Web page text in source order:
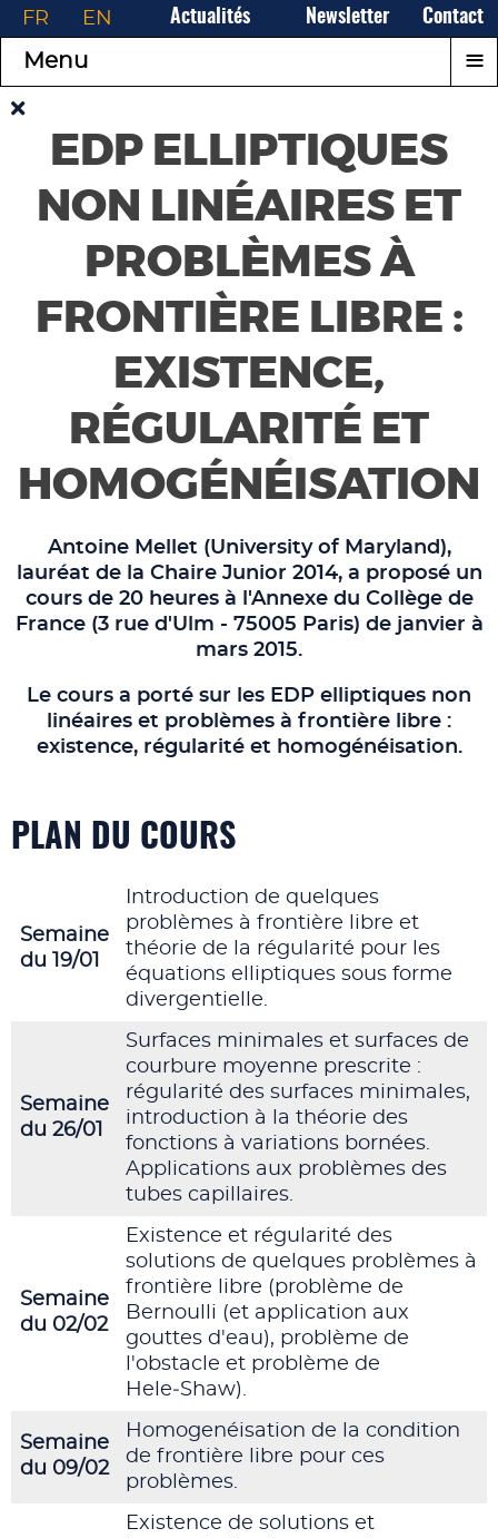
Actualités Newsletter Contact
FR EN
Menu ≡
EDP ELLIPTIQUES
NON LINÉAIRES ET
PROBLÈMES À
FRONTIÈRE LIBRE :
EXISTENCE,
RÉGULARITÉ ET
HOMOGÉNÉISATION
Antoine Mellet (University of Maryland),
lauréat de la Chaire Junior 2014, a proposé un
cours de 20 heures à l'Annexe du Collège de
France (3 rue d'Ulm - 75005 Paris) de janvier à
mars 2015.
Le cours a porté sur les EDP elliptiques non
linéaires et problèmes à frontière libre :
existence, régularité et homogénéisation.
PLAN DU COURS
Semaine
du 19/01
Introduction de quelques
problèmes à frontière libre et
théorie de la régularité pour les
équations elliptiques sous forme
divergentielle.
Semaine
du 26/01
Surfaces minimales et surfaces de
courbure moyenne prescrite :
régularité des surfaces minimales,
introduction à la théorie des
fonctions à variations bornées.
Applications aux problèmes des
tubes capillaires.
Semaine
du 02/02
Existence et régularité des
solutions de quelques problèmes à
frontière libre (problème de
Bernoulli (et application aux
gouttes d'eau), problème de
l'obstacle et problème de
Hele‑Shaw).
Semaine
du 09/02
Homogenéisation de la condition
de frontière libre pour ces
problèmes.
Existence de solutions et